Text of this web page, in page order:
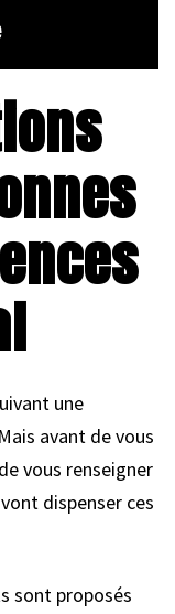
une
avant de vous
vous renseigner
dispenser ces
sont proposés